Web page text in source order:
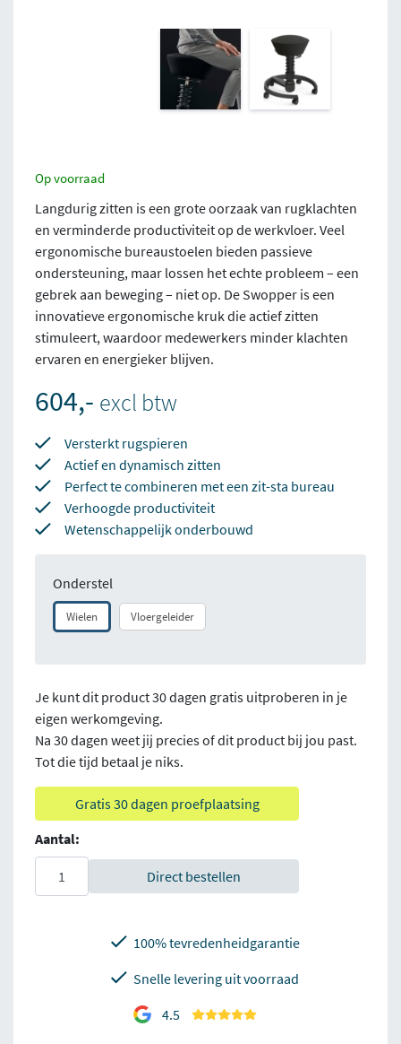
Op voorraad
Langdurig zitten is een grote oorzaak van rugklachten
en verminderde productiviteit op de werkvloer. Veel
ergonomische bureaustoelen bieden passieve
ondersteuning, maar lossen het echte probleem – een
gebrek aan beweging – niet op. De Swopper is een
innovatieve ergonomische kruk die actief zitten
stimuleert, waardoor medewerkers minder klachten
ervaren en energieker blijven.
604,- excl btw
Versterkt rugspieren
Actief en dynamisch zitten
Perfect te combineren met een zit-sta bureau
Verhoogde productiviteit
Wetenschappelijk onderbouwd
Onderstel
Wielen Vloergeleider
Je kunt dit product 30 dagen gratis uitproberen in je
eigen werkomgeving.
Na 30 dagen weet jij precies of dit product bij jou past.
Tot die tijd betaal je niks.
Gratis 30 dagen proefplaatsing
Aantal:
Direct bestellen
100% tevredenheidgarantie
Snelle levering uit voorraad
4.5